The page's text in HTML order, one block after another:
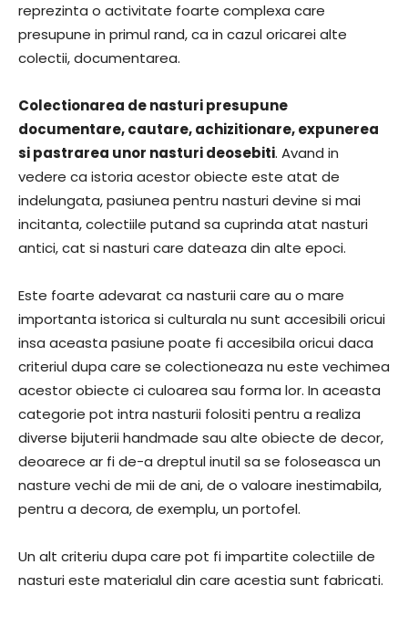
reprezinta o activitate foarte complexa care
presupune in primul rand, ca in cazul oricarei alte
colectii, documentarea.
Colectionarea de nasturi presupune
documentare, cautare, achizitionare, expunerea
si pastrarea unor nasturi deosebiti. Avand in
vedere ca istoria acestor obiecte este atat de
indelungata, pasiunea pentru nasturi devine si mai
incitanta, colectiile putand sa cuprinda atat nasturi
antici, cat si nasturi care dateaza din alte epoci.
Este foarte adevarat ca nasturii care au o mare
importanta istorica si culturala nu sunt accesibili oricui
insa aceasta pasiune poate fi accesibila oricui daca
criteriul dupa care se colectioneaza nu este vechimea
acestor obiecte ci culoarea sau forma lor. In aceasta
categorie pot intra nasturii folositi pentru a realiza
diverse bijuterii handmade sau alte obiecte de decor,
deoarece ar fi de-a dreptul inutil sa se foloseasca un
nasture vechi de mii de ani, de o valoare inestimabila,
pentru a decora, de exemplu, un portofel.
Un alt criteriu dupa care pot fi impartite colectiile de
nasturi este materialul din care acestia sunt fabricati.